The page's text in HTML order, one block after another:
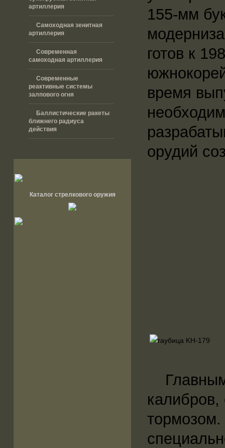
артиллерия
Самоходная зенитная
артиллерия
Современная
самоходная артиллерия
Современные
реактивные системы
залпового огня
Баллистические ракеты
ближнего радиуса
действия
Каталог стрелкового оружия
155-мм
готов к
время
орудий
Главным
тормозом.